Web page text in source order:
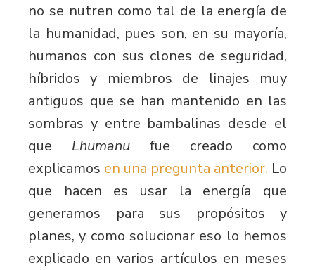
no se nutren como tal de la energía de
la humanidad, pues son, en su mayoría,
humanos con sus clones de seguridad,
híbridos y miembros de linajes muy
antiguos que se han mantenido en las
sombras y entre bambalinas desde el
que Lhumanu fue creado como
explicamos en una pregunta anterior. Lo
que hacen es usar la energía que
generamos para sus propósitos y
planes, y como solucionar eso lo hemos
explicado en varios artículos en meses